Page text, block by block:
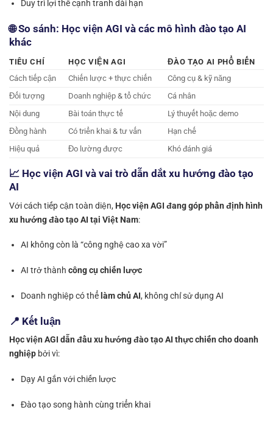
Duy trì lợi thế cạnh tranh dài hạn
🌐 So sánh: Học viện AGI và các mô hình đào tạo AI
khác
TIÊU CHÍ HỌC VIỆN AGI
ĐÀO TẠO AI PHỔ BIẾN
Cách tiếp cận
Chiến lược + thực chiến
Công cụ & kỹ năng
Đối tượng
Doanh nghiệp & tổ chức
Cá nhân
Nội dung
Bài toán thực tế
Lý thuyết hoặc demo
Đồng hành
Có triển khai & tư vấn
Hạn chế
Hiệu quả
Đo lường được Khó đánh giá
📈 Học viện AGI và vai trò dẫn dắt xu hướng đào tạo
AI
Với cách tiếp cận toàn diện, Học viện AGI đang góp phần định hình
xu hướng đào tạo AI tại Việt Nam:
AI không còn là “công nghệ cao xa vời”
AI trở thành công cụ chiến lược
Doanh nghiệp có thể làm chủ AI, không chỉ sử dụng AI
📍 Kết luận
Học viện AGI dẫn đầu xu hướng đào tạo AI thực chiến cho doanh
nghiệp bởi vì:
Dạy AI gắn với chiến lược
Đào tạo song hành cùng triển khai